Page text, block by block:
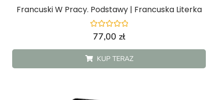
Francuski W Pracy. Podstawy | Francuska Literka
Oceniono
77,00 zł
KUP TERAZ